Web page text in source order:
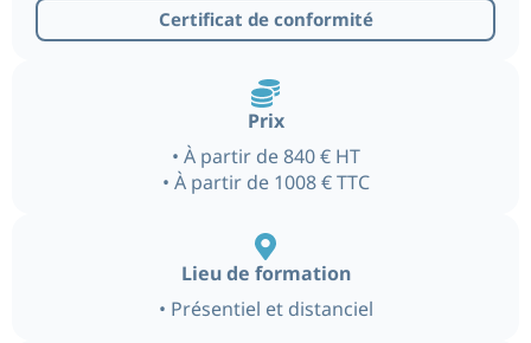
Certificat de conformité
Prix
• À partir de 840 € HT
• À partir de 1008 € TTC
Lieu de formation
• Présentiel et distanciel